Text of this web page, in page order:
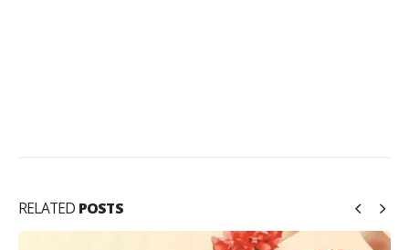
RELATED POSTS